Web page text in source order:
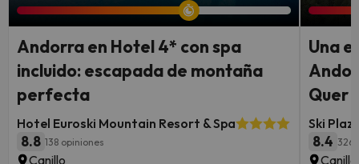
Andorra en Hotel 4* con spa
incluido: escapada de montaña
perfecta
Hotel Euroski Mountain Resort & Spa
8.8 138 opiniones
Canillo
Una
Quer
Ski
8.4